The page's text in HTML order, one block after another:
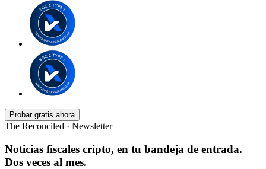
Probar gratis ahora
The Reconciled · Newsletter
Noticias fiscales cripto, en tu bandeja de entrada.
Dos veces al mes.